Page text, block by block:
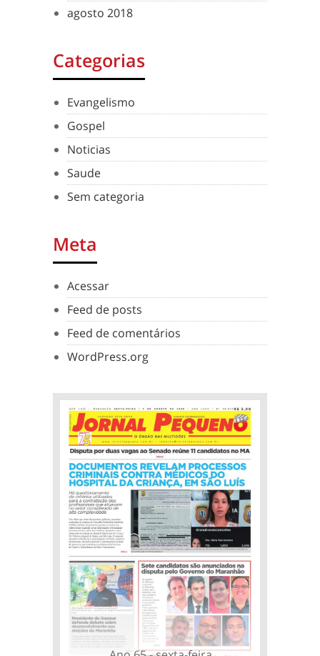
agosto 2018
Categorias
Evangelismo
Gospel
Noticias
Saude
Sem categoria
Meta
Acessar
Feed de posts
Feed de comentários
WordPress.org